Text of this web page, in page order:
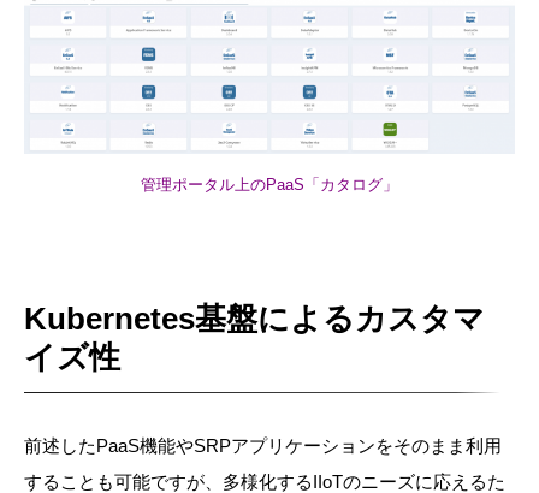
管理ポータル上のPaaS「カタログ」
Kubernetes基盤によるカスタマ
イズ性
前述したPaaS機能やSRPアプリケーションをそのまま利用
することも可能ですが、多様化するIIoTのニーズに応えるた